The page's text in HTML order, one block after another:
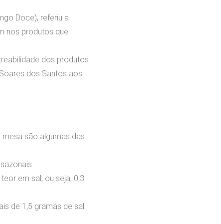
Doce), referiu a
nos produtos que
dos produtos
dos Santos aos
são algumas das
em sal, ou seja, 0,3
de 1,5 gramas de sal